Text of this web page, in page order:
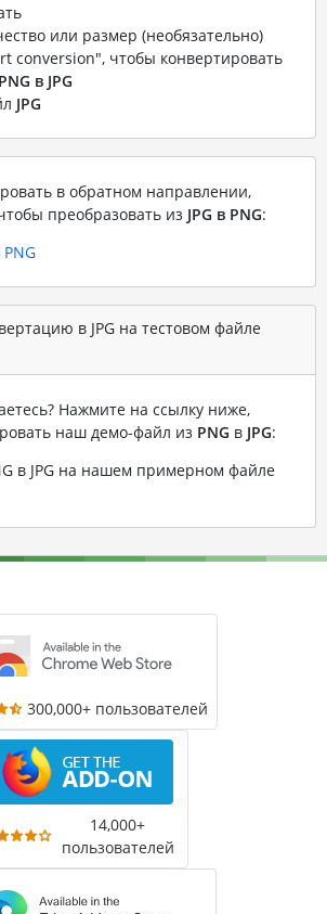
или размер (необязательно)
conversion", чтобы конвертировать
PNG в JPG
JPG
в обратном направлении,
преобразовать из JPG в PNG:
в JPG на тестовом файле
Нажмите на ссылку ниже,
наш демо-файл из PNG в JPG:
в JPG на нашем примерном файле
300,000+ пользователей
14,000+
пользователей